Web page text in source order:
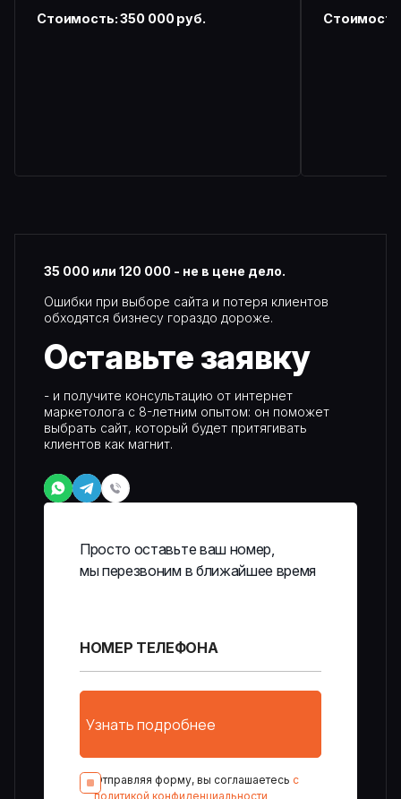
Стоимость: 350 000 руб.
35 000 или 120 000 - не в цене дело.
Ошибки при выборе сайта и потеря клиентов
обходятся бизнесу гораздо дороже.
Оставьте заявку
- и получите консультацию от интернет
маркетолога с 8-летним опытом: он поможет
выбрать сайт, который будет притягивать
клиентов как магнит.
Просто оставьте ваш номер,
мы перезвоним в ближайшее время
Отправляя форму, вы соглашаетесь с
политикой конфиденциальности